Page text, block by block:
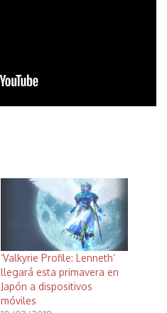
‘Valkyrie Profile: Lenneth’
llegará esta primavera en
Japón a dispositivos
móviles